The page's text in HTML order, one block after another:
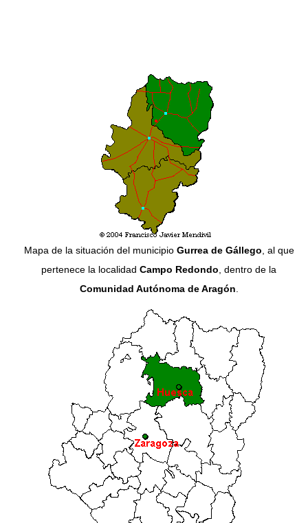
Mapa de la situación del municipio Gurrea de Gállego, al que
pertenece la localidad Campo Redondo, dentro de la
Comunidad Autónoma de Aragón.